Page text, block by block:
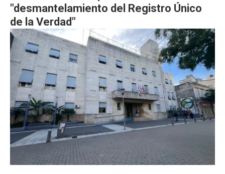
"desmantelamiento del Registro Único
de la Verdad"